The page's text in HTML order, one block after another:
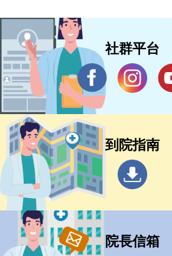
社群平台
到院指南
院長信箱